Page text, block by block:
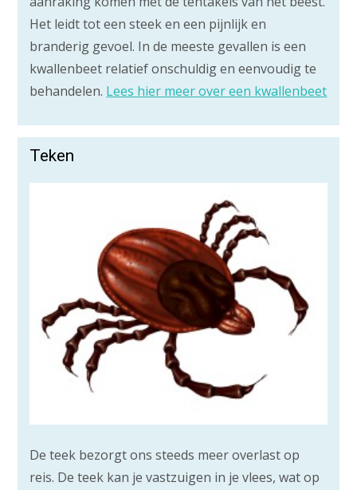
Het leidt tot een steek en een pijnlijk en
branderig gevoel. In de meeste gevallen is een
kwallenbeet relatief onschuldig en eenvoudig te
behandelen. Lees hier meer over een kwallenbeet
Teken
De teek bezorgt ons steeds meer overlast op
reis. De teek kan je vastzuigen in je vlees, wat op